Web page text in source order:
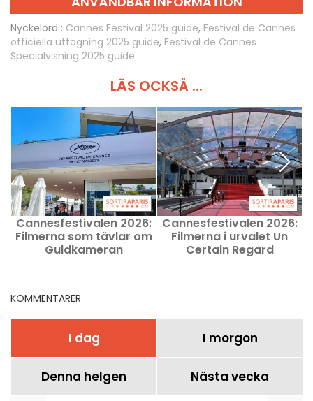
Nyckelord : Cannes Festival 2025 guide, Festival de Cannes
officiella uttagning 2025 guide, Festival de Cannes
Specialvisning 2025 guide
LÄS OCKSÅ ...
Cannesfestivalen 2026:
Filmerna som tävlar om
Guldkameran
Cannesfestivalen 2026:
Filmerna i urvalet Un
Certain Regard
KOMMENTARER
I dag I morgon
Denna helgen Nästa vecka